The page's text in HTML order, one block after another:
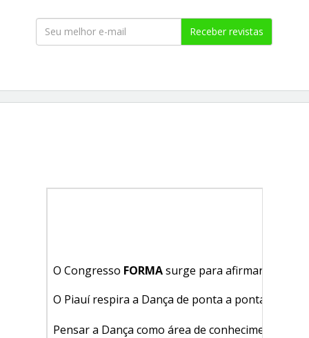
Receber revistas
O Congresso FORMAsurge para afirmar a
O Piauí respira a Dança de ponta a ponta e
Pensar a Dança como área de conhecimento